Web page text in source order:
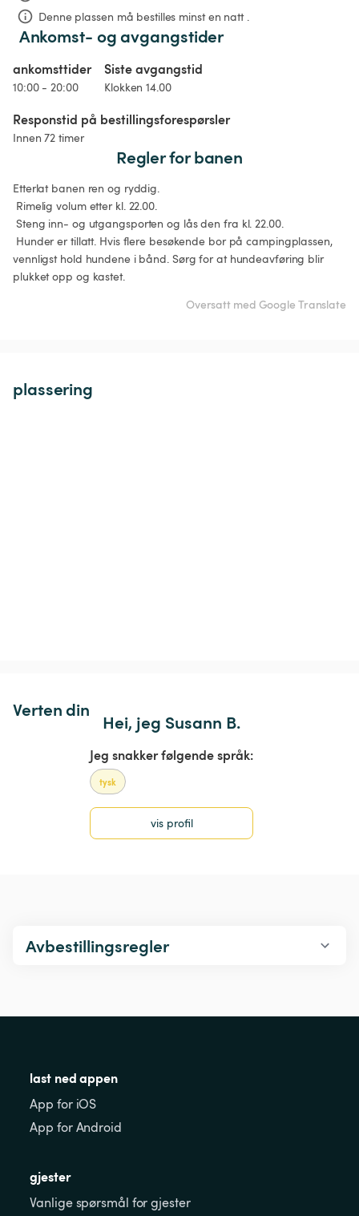
Denne plassen må bestilles minst en natt .
Ankomst- og avgangstider
ankomsttider
10:00 - 20:00
Siste avgangstid
Klokken 14.00
Responstid på bestillingsforespørsler
Innen 72 timer
Regler for banen
Etterlat banen ren og ryddig.
vennligst hold hundene i bånd. Sørg for at hundeavføring blir
plukket opp og kastet.
Oversatt med Google Translate
plassering
Verten din
Hei, jeg Susann B.
Jeg snakker følgende språk:
tysk
vis profil
Avbestillingsregler
last ned appen
App for iOS
App for Android
gjester
Vanlige spørsmål for gjester